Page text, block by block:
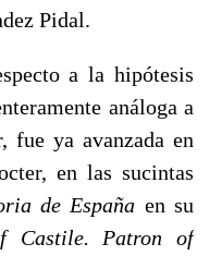
Pidal.
a la hipótesis
análoga a
fue ya avanzada en
en las sucintas
de España en su
Castile. Patron of